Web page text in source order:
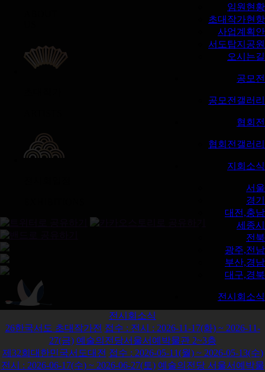
임원현황
초대작가현항
사업계획안
서도탑지공원
오시는길
공모전
공모전갤러리
협회전
협회전갤러리
지회소식
서울
경기
대전,충남
세종시
전북
광주,전남
부산,경남
대구,경북
전시회소식
공지사항
전시회소식
26한국서도 초대작가전 접수 : 전시 : 2026-11-17(화) ~ 2026-11-
27(금) 예술의전당서울서예박물관 2~3층
제32회대한민국서도대전 접수 : 2026-05-11(월) ~ 2026-05-13(수)
전시 : 2026-06-17(수) ~ 2026-06-27(토) 예술의전당 서울서예박물